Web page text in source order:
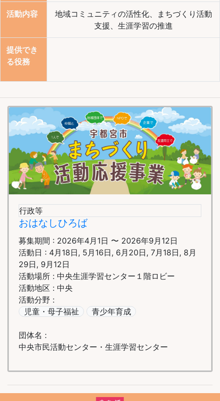
活動内容
地域コミュニティの活性化、まちづくり活動
支援、生涯学習の推進
提供でき
る役務
行政等
おはなしひろば
募集期間 : 2026年4月1日 〜 2026年9月12日
活動日 : 4月18日, 5月16日, 6月20日, 7月18日, 8月
29日, 9月12日
活動場所 : 中央生涯学習センター１階ロビー
活動地区 : 中央
活動分野 :
児童・母子福祉
青少年育成
団体名 :
中央市民活動センター・生涯学習センター